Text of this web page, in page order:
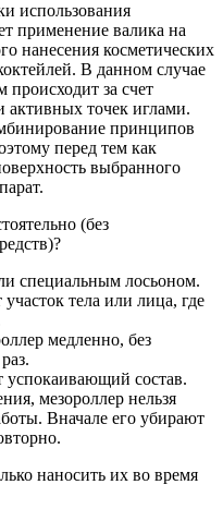
использования
применение валика на
нанесения косметических
В данном случае
происходит за счет
активных точек иглами.
принципов
перед тем как
выбранного
(без
специальным лосьоном.
тела или лица, где
медленно, без
успокаивающий состав.
мезороллер нельзя
Вначале его убирают
наносить их во время